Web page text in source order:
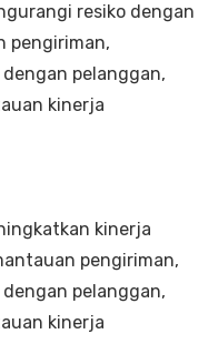
resiko dengan
pengiriman,
pelanggan,
kinerja
kinerja
pengiriman,
pelanggan,
kinerja